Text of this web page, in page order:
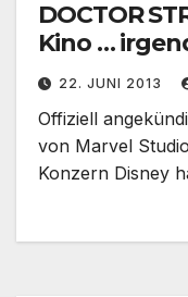
DOCTOR
Kino …
22. JUNI 2013
Offiziell
von Marvel
Konzern Disney